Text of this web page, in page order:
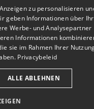
DUTCH
FRENCH
zu personalisieren
geben Informationen über
Werbe- und Analysepartner
Informationen
sie im Rahmen Ihrer
Privacybeleid
ALLE ABLEHNEN